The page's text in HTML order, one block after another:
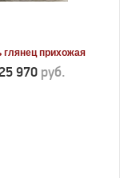
глянец прихожая
970 руб.